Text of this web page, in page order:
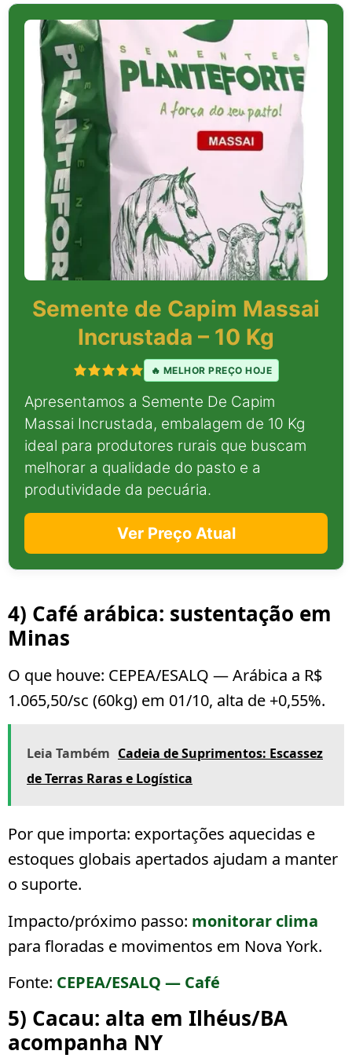
Semente de Capim Massai
Incrustada – 10 Kg
🔥 MELHOR PREÇO HOJE
Apresentamos a Semente De Capim
Massai Incrustada, embalagem de 10 Kg
ideal para produtores rurais que buscam
melhorar a qualidade do pasto e a
produtividade da pecuária.
Ver Preço Atual
4) Café arábica: sustentação em
Minas
O que houve: CEPEA/ESALQ — Arábica a R$
1.065,50/sc (60kg) em 01/10, alta de +0,55%.
Leia Também Cadeia de Suprimentos: Escassez
de Terras Raras e Logística
Por que importa: exportações aquecidas e
estoques globais apertados ajudam a manter
o suporte.
Impacto/próximo passo: monitorar clima
para floradas e movimentos em Nova York.
Fonte: CEPEA/ESALQ — Café
5) Cacau: alta em Ilhéus/BA
acompanha NY